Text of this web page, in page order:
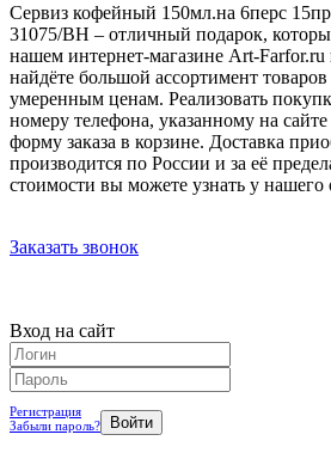
Сервиз кофейный 150мл.на 6перс
31075/BH – отличный подарок,
нашем интернет-магазине Art-
найдёте большой ассортимент
умеренным ценам. Реализовать
номеру телефона, указанному на
форму заказа в корзине. Доставка
производится по России и за её
стоимости вы можете узнать у нашего
Заказать звонок
Вход на сайт
Регистрация
Забыли пароль?